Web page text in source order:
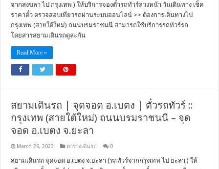
จากสงขลา ไป กรุงเทพ ) ให้บริการจองตั๋วรถทัวร์ล่วงหน้า วันเดินทาง เช็ค
ราคาตั๋ว ตรวจสอบเที่ยวรถผ่านระบบออนไลน์ >> ต้องการเดินทางไป
กรุงเทพ (สายใต้ใหม่) ถนนบรมราชนนี สามารถใช้บริการรถทัวร์รถ
โดยสารสยามเดินรถดูละกัน
Read More »
สยามเดินรถ | จุดจอด อ.เบตง | ตั๋วรถทัวร์ ::
กรุงเทพ (สายใต้ใหม่) ถนนบรมราชนนี – จุด
จอด อ.เบตง จ.ยะลา
March 29, 2023 ตารางเดินรถ 0
สยามเดินรถ จุดจอด อ.เบตง จ.ยะลา (รถทัวร์จากกรุงเทพ ไป ยะลา ) ให้